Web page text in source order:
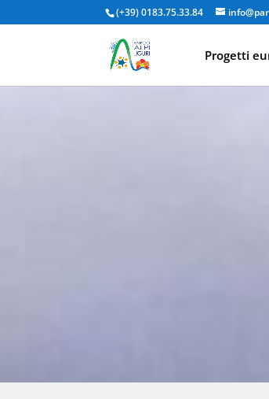
(+39) 0183.75.33.84
Progetti